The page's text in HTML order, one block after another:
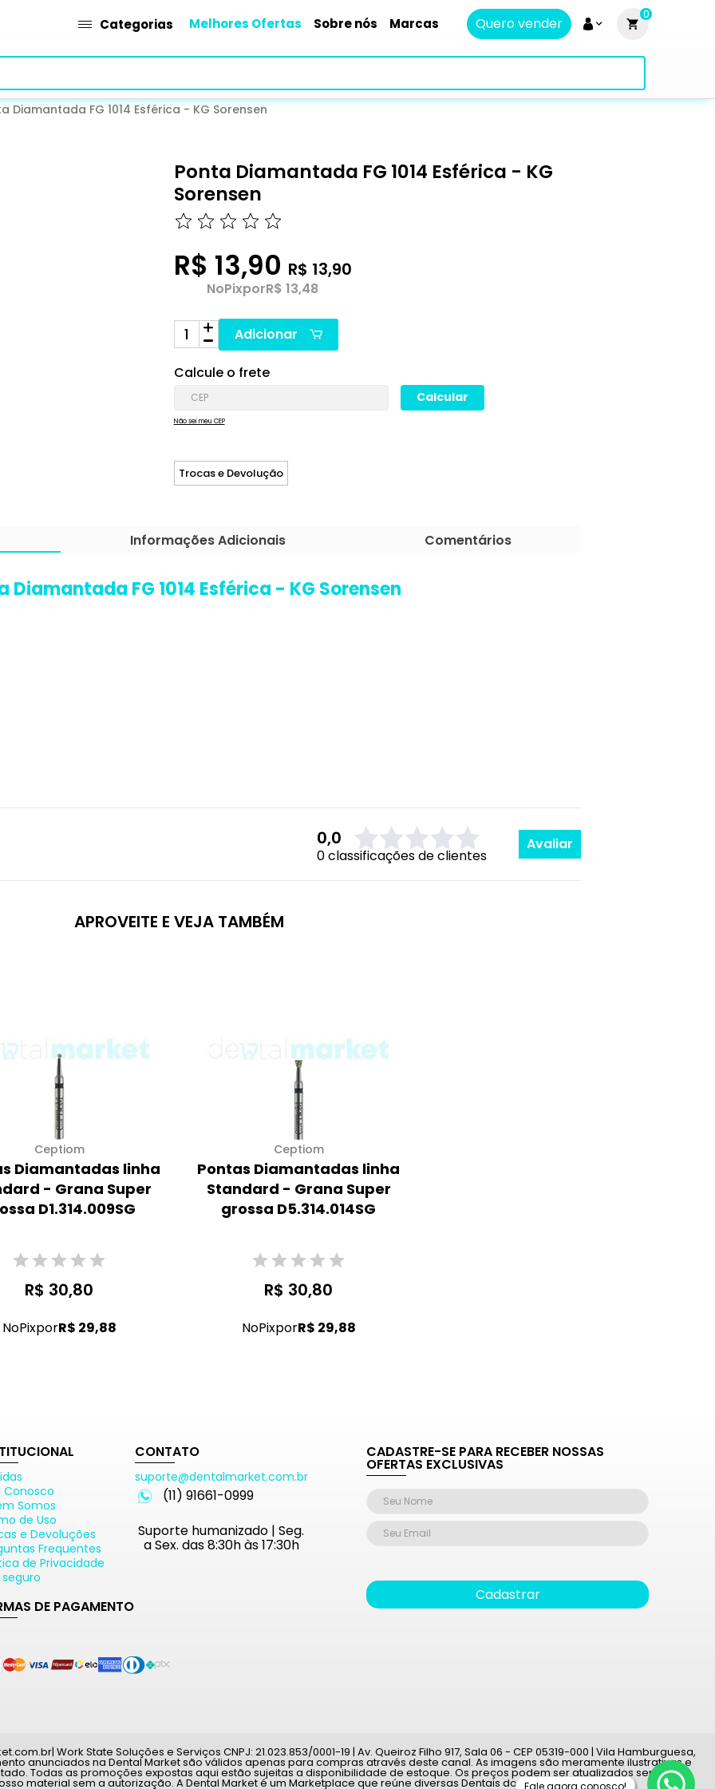
Categorias Melhores Ofertas Sobre nós Marcas Quero vender
0
Diamantada FG 1014 Esférica - KG Sorensen
Ponta Diamantada FG 1014 Esférica - KG
Sorensen
R$ 13,90 R$ 13,90
NoPixporR$ 13,48
Adicionar
Calcule o frete
Não sei meu CEP
Trocas e Devolução
Informações Adicionais Comentários
Diamantada FG 1014 Esférica - KG Sorensen
0,0
0 classificações de clientes
Avaliar
APROVEITE E VEJA TAMBÉM
Ceptiom
Diamantadas linha
- Grana Super
D1.314.009SG
R$ 30,80
NoPixporR$ 29,88
Ceptiom
Pontas Diamantadas linha
Standard - Grana Super
grossa D5.314.014SG
R$ 30,80
NoPixporR$ 29,88
Conosco
Somos
de Uso
e Devoluções
Frequentes
de Privacidade
CONTATO
suporte@dentalmarket.com.br
(11) 91661-0999
Suporte humanizado | Seg.
a Sex. das 8:30h às 17:30h
DE PAGAMENTO
CADASTRE-SE PARA RECEBER NOSSAS
OFERTAS EXCLUSIVAS
Cadastrar
Work State Soluções e Serviços CNPJ: 21.023.853/0001-19 | Av. Queiroz Filho 917, Sala 06 - CEP 05319-000 | Vila Hamburguesa,
anunciados na Dental Market são válidos apenas para compras através deste canal. As imagens são meramente ilustrativas e
Todas as promoções expostas aqui estão sujeitas a disponibilidade de estoque. Os preços podem ser atualizados sem aviso
material sem a autorização. A Dental Market é um Marketplace que reúne diversas Dentais do país.Fale agora conosco!